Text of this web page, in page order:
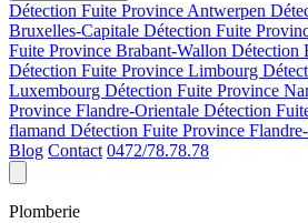
Détection Fuite Province Antwerpen
Bruxelles-Capitale Détection Fuite
Fuite Province Brabant-Wallon Détection
Détection Fuite Province Limbourg
Luxembourg Détection Fuite Province
Province Flandre-Orientale Détection
flamand Détection Fuite Province
Blog Contact 0472/78.78.78
Plomberie